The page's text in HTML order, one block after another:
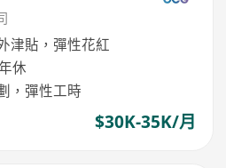
津貼，彈性花紅
休
，彈性工時
$30K-35K/月